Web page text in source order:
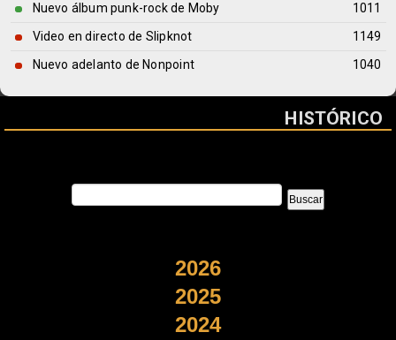
Nuevo álbum punk-rock de Moby
1011
Video en directo de Slipknot
1149
Nuevo adelanto de Nonpoint
1040
HISTÓRICO
2026
2025
2024